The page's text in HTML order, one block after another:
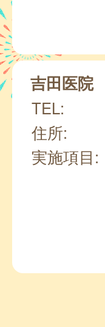
吉田医院
TEL:
住所:
実施項目: